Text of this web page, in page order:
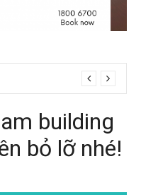
building
bỏ lỡ nhé!